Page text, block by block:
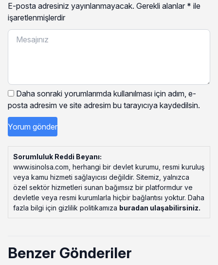
E-posta adresiniz yayınlanmayacak. Gerekli alanlar * ile
işaretlenmişlerdir
Daha sonraki yorumlarımda kullanılması için adım, e-
posta adresim ve site adresim bu tarayıcıya kaydedilsin.
Sorumluluk Reddi Beyanı:
www.isinolsa.com, herhangi bir devlet kurumu, resmi kuruluş
veya kamu hizmeti sağlayıcısı değildir. Sitemiz, yalnızca
özel sektör hizmetleri sunan bağımsız bir platformdur ve
devletle veya resmi kurumlarla hiçbir bağlantısı yoktur. Daha
fazla bilgi için gizlilik politikamıza buradan ulaşabilirsiniz.
Benzer Gönderiler